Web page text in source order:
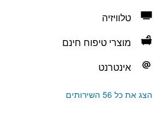
טלוויזיה
מוצרי טיפוח חינם
אינטרנט
הצג את כל 56 השירותים